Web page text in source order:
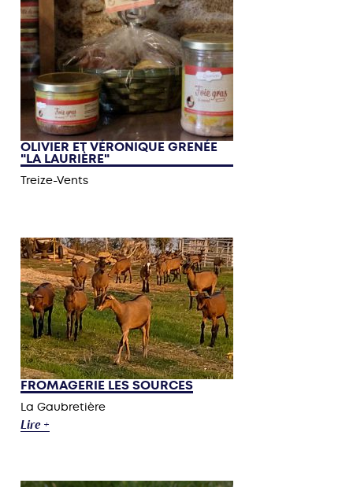
OLIVIER ET VÉRONIQUE GRENÉE
"LA LAURIÈRE"
Treize-Vents
FROMAGERIE LES SOURCES
La Gaubretière
Lire +